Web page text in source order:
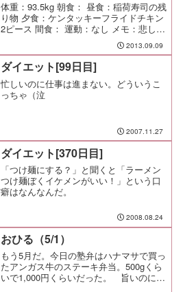
体重：93.5kg 朝食： 昼食：稲荷寿司の残
り物 夕食：ケンタッキーフライドチキン
2ピース 間食： 運動：なし メモ：悲しき
塾弁。食べてもらえぬ弁当ほど、残念で
2013.09.09
ダイエット[99日目]
忙しいのに仕事は進まない。どういうこ
っちゃ（泣
2007.11.27
ダイエット[370日目]
「つけ麺にする？」と聞くと「ラーメン
つけ麺ぼくイケメンがいい！」という口
癖はなんなんだ。
2008.08.24
おひる（5/1）
もう5月だ。今日の塾弁はハナマサで買っ
たアンガス牛のステーキ弁当。500gくら
いで1,000円くらいだった。 旨いのに安